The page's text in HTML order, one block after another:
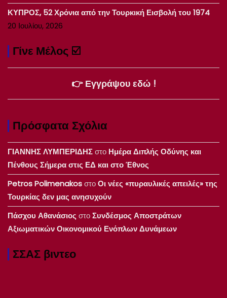
ΚΥΠΡΟΣ, 52 Χρόνια από την Τουρκική Εισβολή του 1974
20 Ιουλίου, 2026
Γίνε Μέλος ☑️
👉 Εγγράψου εδώ !
Πρόσφατα Σχόλια
ΓΙΑΝΝΗΣ ΛΥΜΠΕΡΙΔΗΣστο Ημέρα Διπλής Οδύνης και
Πένθους Σήμερα στις ΕΔ και στο Έθνος
Petros PolimenakosστοΟι νέες «πυραυλικές απειλές» της
Τουρκίας δεν μας ανησυχούν
Πάσχου Αθανάσιος στοΣυνδέσμος Αποστράτων
Αξιωματικών Οικονομικού Ενόπλων Δυνάμεων
ΣΣΑΣ βιντεο